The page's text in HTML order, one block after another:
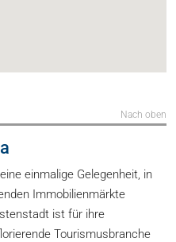
Nach oben
einmalige Gelegenheit, in
Immobilienmärkte
ist für ihre
Tourismusbranche